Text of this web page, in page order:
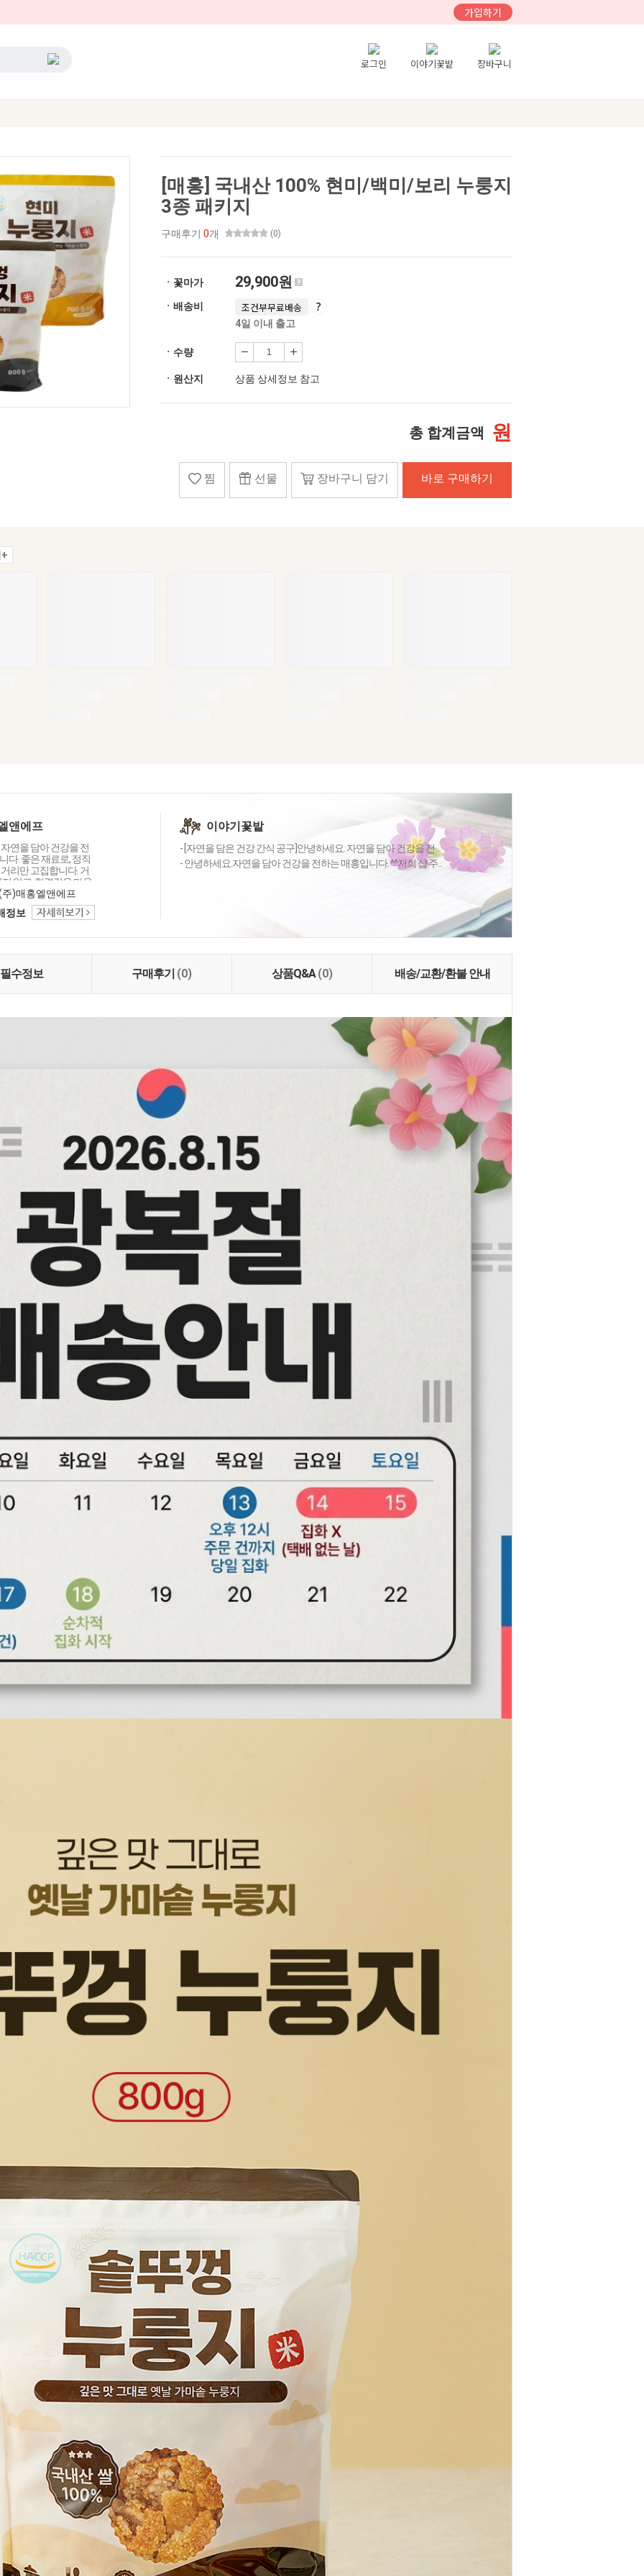
가입하기
로그인 이야기꽃밭 장바구니
[매홍] 국내산 100% 현미/백미/보리 누룽지
3종 패키지
구매후기 0개 (0)
ㆍ꽃마가 29,900원
ㆍ배송비 조건부무료배송
4일 이내 출고
ㆍ수량
ㆍ원산지 상품 상세정보 참고
총 합계금액 원
찜 선물 장바구니 담기 바로 구매하기
앤에프
연을 담아 건강을 전
다. 좋은 재료로, 정직
리만 고집합니다. 거
않고, 한결같은 마음
니다. 고객님 식탁에
이 피어나길 바라는 마
닮은 정성으로 한 그
주)매홍엘앤에프
정보
이야기꽃밭
- [자연을 담은 건강 간식 공구]안녕하세요. 자연을 담아 건강을 전...
- 안녕하세요.자연을 담아 건강을 전하는 매홍입니다. ^^저희 샵 주...
필수정보 구매후기 (0) 상품Q&A(0) 배송/교환/환불 안내